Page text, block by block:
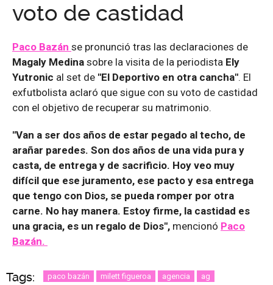
voto de castidad
Paco Bazán se pronunció tras las declaraciones de
Magaly Medina sobre la visita de la periodista Ely
Yutronic al set de "El Deportivo en otra cancha". El
exfutbolista aclaró que sigue con su voto de castidad
con el objetivo de recuperar su matrimonio.
"Van a ser dos años de estar pegado al techo, de
arañar paredes. Son dos años de una vida pura y
casta, de entrega y de sacrificio. Hoy veo muy
difícil que ese juramento, ese pacto y esa entrega
que tengo con Dios, se pueda romper por otra
carne. No hay manera. Estoy firme, la castidad es
una gracia, es un regalo de Dios", mencionó Paco
Bazán.
Tags: paco bazán milett figueroa agencia ag